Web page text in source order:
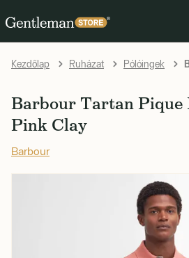
Kezdőlap Ruházat Pólóingek
Barbour Tartan
Pink Clay
Barbour